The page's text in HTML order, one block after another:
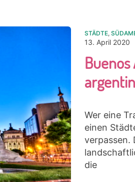
STÄDTE,
13. April 2020
Wer eine
einen
verpassen.
die